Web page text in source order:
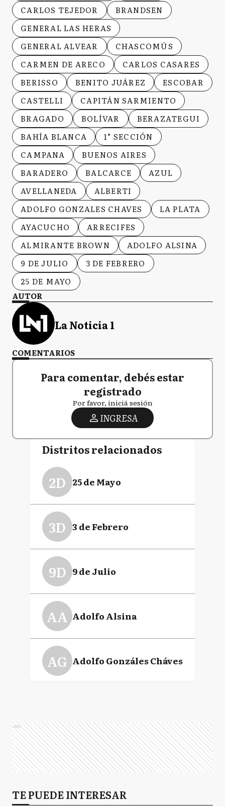
CARLOS TEJEDOR
BRANDSEN
GENERAL LAS HERAS
GENERAL ALVEAR
CHASCOMÚS
CARMEN DE ARECO
CARLOS CASARES
BERISSO
BENITO JUÁREZ
ESCOBAR
CASTELLI
CAPITÁN SARMIENTO
BRAGADO
BOLÍVAR
BERAZATEGUI
BAHÍA BLANCA
1° SECCIÓN
CAMPANA
BUENOS AIRES
BARADERO
BALCARCE
AZUL
AVELLANEDA
ALBERTI
ADOLFO GONZALES CHAVES
LA PLATA
AYACUCHO
ARRECIFES
ALMIRANTE BROWN
ADOLFO ALSINA
9 DE JULIO
3 DE FEBRERO
25 DE MAYO
AUTOR
La Noticia 1
COMENTARIOS
Para comentar, debés estar
registrado
Por favor, iniciá sesión
INGRESA
Distritos relacionados
2D 25 de Mayo
3D 3 de Febrero
9D 9 de Julio
AA Adolfo Alsina
AG Adolfo Gonzáles Cháves
AB Almirante Brown
A Arrecifes
Ads
TE PUEDE INTERESAR